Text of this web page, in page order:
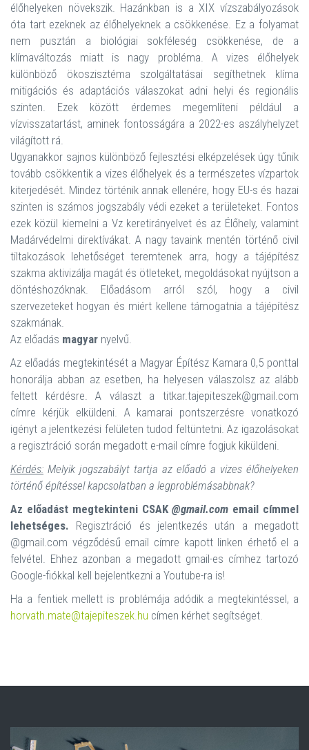
élőhelyeken növekszik. Hazánkban is a XIX vízszabályozások
óta tart ezeknek az élőhelyeknek a csökkenése. Ez a folyamat
nem pusztán a biológiai sokféleség csökkenése, de a
klímaváltozás miatt is nagy probléma. A vizes élőhelyek
különböző ökoszisztéma szolgáltatásai segíthetnek klíma
mitigációs és adaptációs válaszokat adni helyi és regionális
szinten. Ezek között érdemes megemlíteni például a
vízvisszatartást, aminek fontosságára a 2022-es aszályhelyzet
világított rá.
Ugyanakkor sajnos különböző fejlesztési elképzelések úgy tűnik
tovább csökkentik a vizes élőhelyek és a természetes vízpartok
kiterjedését. Mindez történik annak ellenére, hogy EU-s és hazai
szinten is számos jogszabály védi ezeket a területeket. Fontos
ezek közül kiemelni a Vz keretirányelvet és az Élőhely, valamint
Madárvédelmi direktívákat. A nagy tavaink mentén történő civil
tiltakozások lehetőséget teremtenek arra, hogy a tájépítész
szakma aktivizálja magát és ötleteket, megoldásokat nyújtson a
döntéshozóknak. Előadásom arról szól, hogy a civil
szervezeteket hogyan és miért kellene támogatnia a tájépítész
szakmának.
Az előadás magyar nyelvű.
Az előadás megtekintését a Magyar Építész Kamara 0,5 ponttal
honorálja abban az esetben, ha helyesen válaszolsz az alább
feltett kérdésre. A választ a titkar.tajepiteszek@gmail.com
címre kérjük elküldeni. A kamarai pontszerzésre vonatkozó
igényt a jelentkezési felületen tudod feltüntetni. Az igazolásokat
a regisztráció során megadott e-mail címre fogjuk kiküldeni.
Kérdés: Melyik jogszabályt tartja az előadó a vizes élőhelyeken
történő építéssel kapcsolatban a legproblémásabbnak?
Az előadást megtekinteni CSAK@gmail.com email címmel
lehetséges. Regisztráció és jelentkezés után a megadott
@gmail.com végződésű email címre kapott linken érhető el a
felvétel. Ehhez azonban a megadott gmail-es címhez tartozó
Google-fiókkal kell bejelentkezni a Youtube-ra is!
Ha a fentiek mellett is problémája adódik a megtekintéssel, a
horvath.mate@tajepiteszek.hu címen kérhet segítséget.